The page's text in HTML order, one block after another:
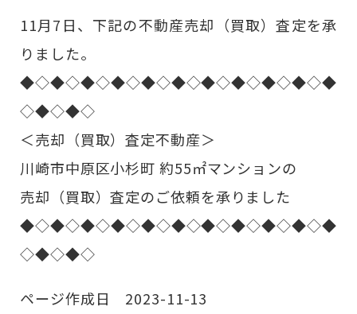
11月7日、下記の不動産売却（買取）査定を承
りました。
◆◇◆◇◆◇◆◇◆◇◆◇◆◇◆◇◆◇◆◇◆
◇◆◇◆◇
＜売却（買取）査定不動産＞
川崎市中原区小杉町 約55㎡マンションの
売却（買取）査定のご依頼を承りました
◆◇◆◇◆◇◆◇◆◇◆◇◆◇◆◇◆◇◆◇◆
◇◆◇◆◇
ページ作成日 2023-11-13